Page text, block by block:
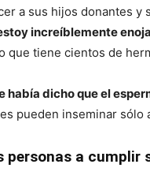
a sus hijos donantes y
increíblemente
que tiene cientos de
había dicho que el
pueden inseminar sólo
personas a cumplir